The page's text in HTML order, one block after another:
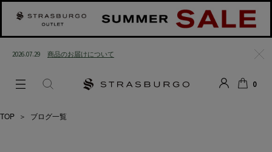
2026.07.29 商品のお届けについて
る
0
TOP ＞ ブログ一覧